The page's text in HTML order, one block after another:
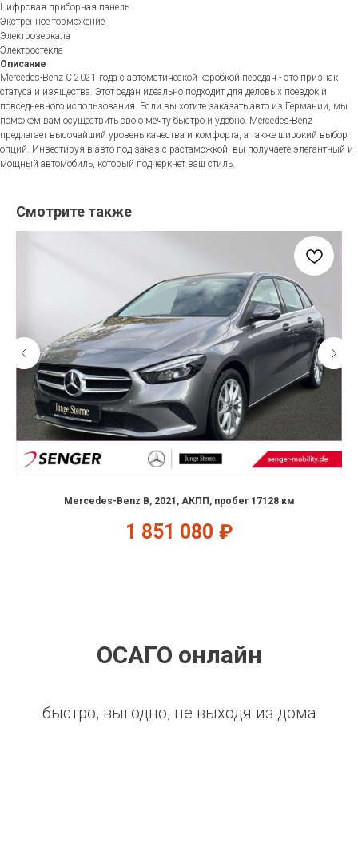
Цифровая приборная панель
Экстренное торможение
Электрозеркала
Электростекла
Описание
Mercedes-Benz C 2021 года с автоматической коробкой передач - это признак
статуса и изящества. Этот седан идеально подходит для деловых поездок и
повседневного использования. Если вы хотите заказать авто из Германии, мы
поможем вам осуществить свою мечту быстро и удобно. Mercedes-Benz
предлагает высочайший уровень качества и комфорта, а также широкий выбор
опций. Инвестируя в авто под заказ с растаможкой, вы получаете элегантный и
мощный автомобиль, который подчеркнет ваш стиль.
Смотрите также
Mercedes-Benz B, 2021, АКПП, пробег 17128 км
1 851 080 ₽
ОСАГО онлайн
быстро, выгодно, не выходя из дома